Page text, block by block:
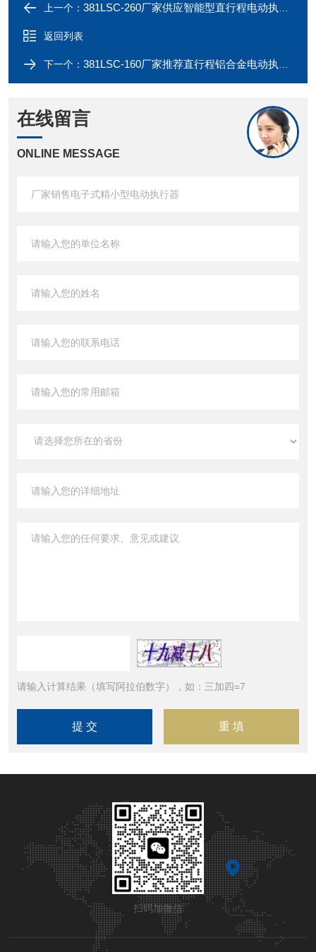
上一个： 381LSC-260厂家供应智能型直行程电动执行器
返回列表
下一个： 381LSC-160厂家推荐直行程铝合金电动执行器
在线留言
ONLINE MESSAGE
请输入计算结果（填写阿拉伯数字），如：三加四=7
扫码加微信